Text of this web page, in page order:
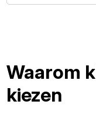
Waarom
kiezen